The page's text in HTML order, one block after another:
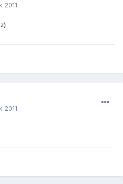
2011
2011